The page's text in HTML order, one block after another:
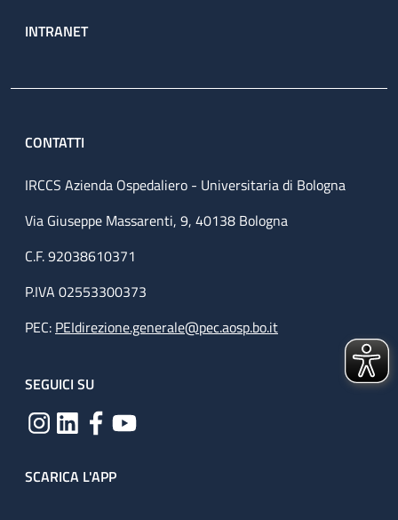
INTRANET
CONTATTI
IRCCS Azienda Ospedaliero - Universitaria di Bologna
Via Giuseppe Massarenti, 9, 40138 Bologna
C.F. 92038610371
P.IVA 02553300373
PEC: PEIdirezione.generale@pec.aosp.bo.it
SEGUICI SU
SCARICA L'APP